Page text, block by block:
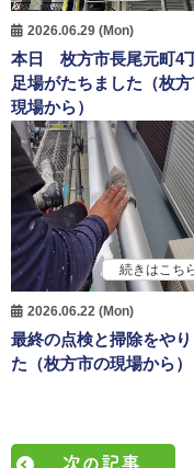
2026.06.29 (Mon)
本日 枚方市長尾元町4
足場がたちました（枚
現場から）
続きはこち
2026.06.22 (Mon)
最終の点検と掃除をや
た（枚方市の現場から）
次の記事